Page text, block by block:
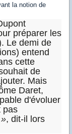
la notion de
préparer les
Le demi de
entend
cette
de
Mais
Daret,
d'évoluer
pas
, dit-il lors